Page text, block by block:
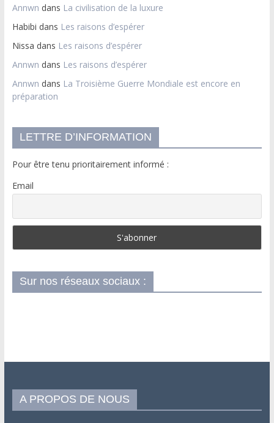
Annwn dans La civilisation de la luxure
Habibi dans Les raisons d’espérer
Nissa dans Les raisons d’espérer
Annwn dans Les raisons d’espérer
Annwn dans La Troisième Guerre Mondiale est encore en
préparation
LETTRE D’INFORMATION
Pour être tenu prioritairement informé :
Email
Sur nos réseaux sociaux :
A PROPOS DE NOUS